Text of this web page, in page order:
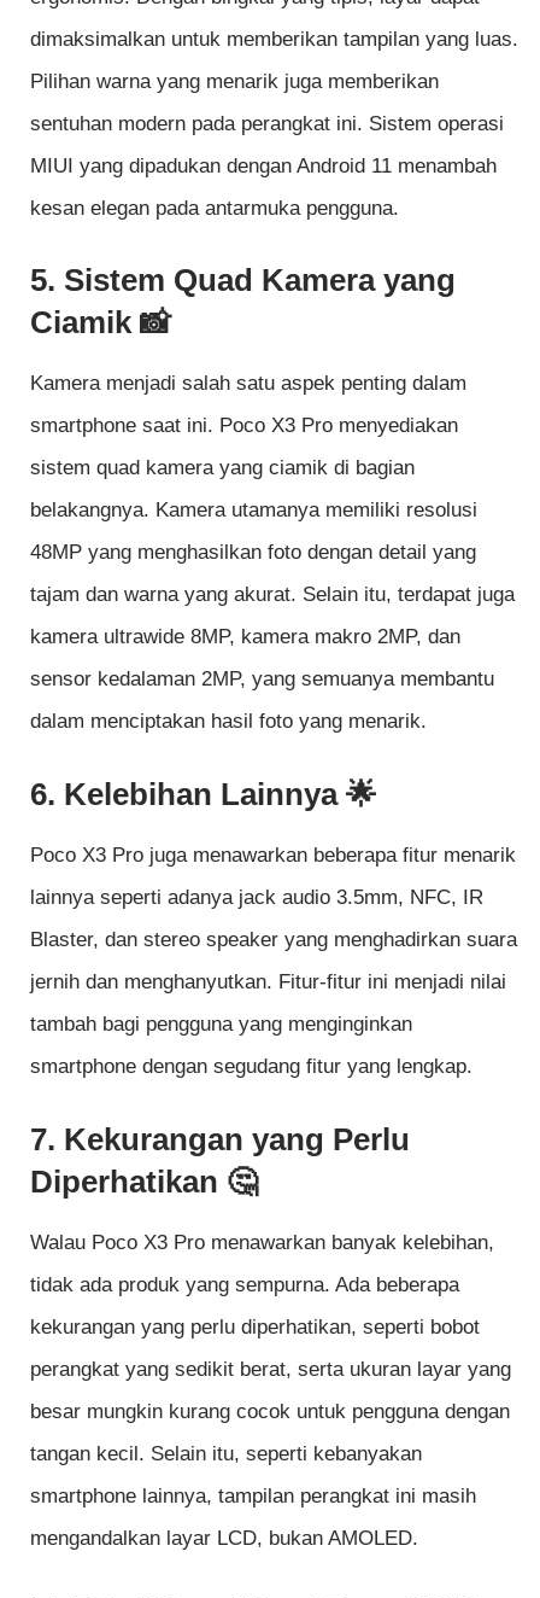
dimaksimalkan untuk memberikan tampilan yang luas.
Pilihan warna yang menarik juga memberikan
sentuhan modern pada perangkat ini. Sistem operasi
MIUI yang dipadukan dengan Android 11 menambah
kesan elegan pada antarmuka pengguna.
5. Sistem Quad Kamera yang
Ciamik 📸
Kamera menjadi salah satu aspek penting dalam
smartphone saat ini. Poco X3 Pro menyediakan
sistem quad kamera yang ciamik di bagian
belakangnya. Kamera utamanya memiliki resolusi
48MP yang menghasilkan foto dengan detail yang
tajam dan warna yang akurat. Selain itu, terdapat juga
kamera ultrawide 8MP, kamera makro 2MP, dan
sensor kedalaman 2MP, yang semuanya membantu
dalam menciptakan hasil foto yang menarik.
6. Kelebihan Lainnya 🌟
Poco X3 Pro juga menawarkan beberapa fitur menarik
lainnya seperti adanya jack audio 3.5mm, NFC, IR
Blaster, dan stereo speaker yang menghadirkan suara
jernih dan menghanyutkan. Fitur-fitur ini menjadi nilai
tambah bagi pengguna yang menginginkan
smartphone dengan segudang fitur yang lengkap.
7. Kekurangan yang Perlu
Diperhatikan 🤔
Walau Poco X3 Pro menawarkan banyak kelebihan,
tidak ada produk yang sempurna. Ada beberapa
kekurangan yang perlu diperhatikan, seperti bobot
perangkat yang sedikit berat, serta ukuran layar yang
besar mungkin kurang cocok untuk pengguna dengan
tangan kecil. Selain itu, seperti kebanyakan
smartphone lainnya, tampilan perangkat ini masih
mengandalkan layar LCD, bukan AMOLED.